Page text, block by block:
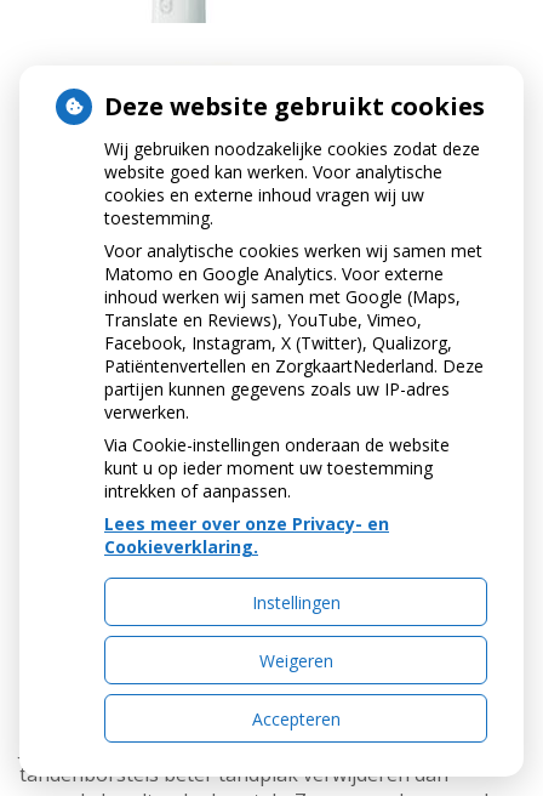
IS EEN ELEKTRISCHE
TANDENBORSTEL BETER
DAN EEN GEWONE
TANDENBORSTEL?
Ja, uit onderzoek is gebleken dat roterende elektrische
tandenborstels beter tandplak verwijderen dan
Deze website gebruikt cookies
Wij gebruiken noodzakelijke cookies zodat deze
website goed kan werken. Voor analytische
cookies en externe inhoud vragen wij uw
toestemming.
Voor analytische cookies werken wij samen met
Matomo en Google Analytics. Voor externe
inhoud werken wij samen met Google (Maps,
Translate en Reviews), YouTube, Vimeo,
Facebook, Instagram, X (Twitter), Qualizorg,
Patiëntenvertellen en ZorgkaartNederland. Deze
partijen kunnen gegevens zoals uw IP-adres
verwerken.
Via Cookie-instellingen onderaan de website
kunt u op ieder moment uw toestemming
intrekken of aanpassen.
Lees meer over onze Privacy- en
Cookieverklaring.
Instellingen
Weigeren
Accepteren